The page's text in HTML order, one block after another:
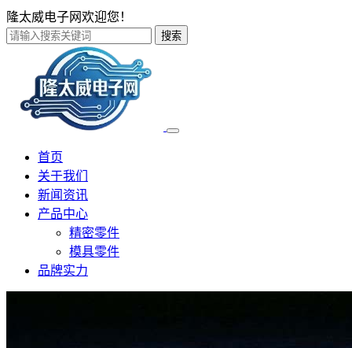
隆太威电子网欢迎您！
搜索
首页
关于我们
新闻资讯
产品中心
精密零件
模具零件
品牌实力